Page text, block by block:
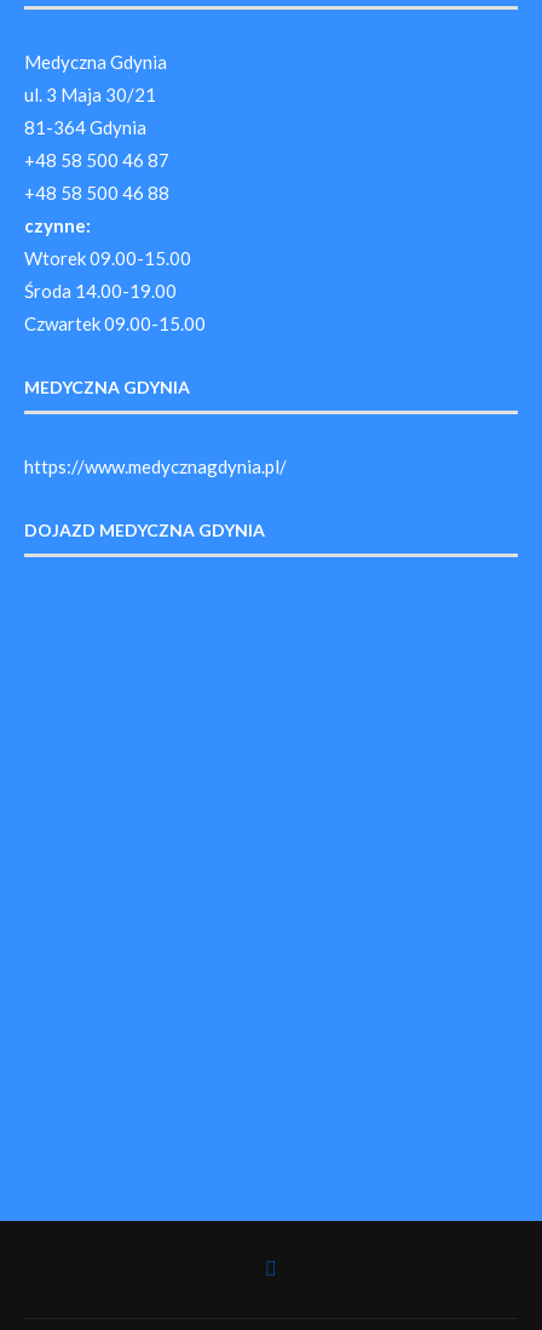
Medyczna Gdynia
ul. 3 Maja 30/21
81-364 Gdynia
+48 58 500 46 87
+48 58 500 46 88
czynne:
Wtorek 09.00-15.00
Środa 14.00-19.00
Czwartek 09.00-15.00
MEDYCZNA GDYNIA
https://www.medycznagdynia.pl/
DOJAZD MEDYCZNA GDYNIA